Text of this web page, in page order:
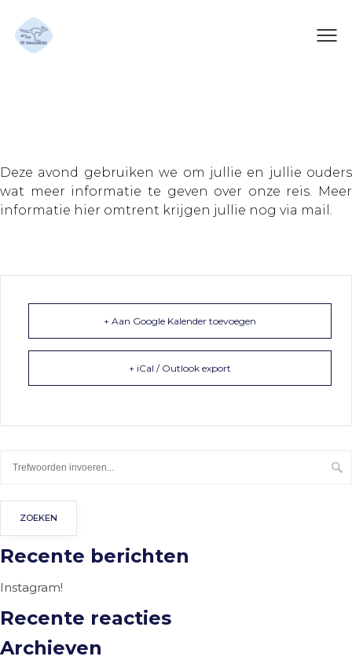
Deze avond gebruiken we om jullie en jullie ouders
wat meer informatie te geven over onze reis. Meer
informatie hier omtrent krijgen jullie nog via mail.
+ Aan Google Kalender toevoegen
+ iCal / Outlook export
Recente berichten
Instagram!
Recente reacties
Archieven